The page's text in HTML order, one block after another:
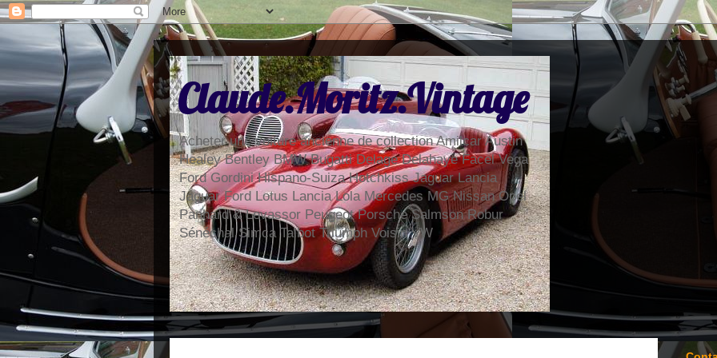
Claude.Moritz.Vintage
Acheter une voiture ancienne de collection Amilcar Austin
Healey Bentley BMW Bugatti Delage Delahaye Facel Vega
Ford Gordini Hispano-Suiza Hotchkiss Jaguar Lancia
Jaguar Ford Lotus Lancia Lola Mercedes MG Nissan Opel
Panhard & Levassor Peugeot Porsche Salmson Robur
Sénéchal Simca Talbot Triumph Voisin VW